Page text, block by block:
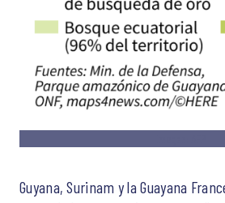
Guyana, Surinam y la Guayana